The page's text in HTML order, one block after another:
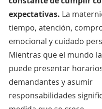
expectativas. La
tiempo, atención,
emocional y cuidado
Mientras que el mundo
puede presentar
demandantes y asumir
responsabilidades